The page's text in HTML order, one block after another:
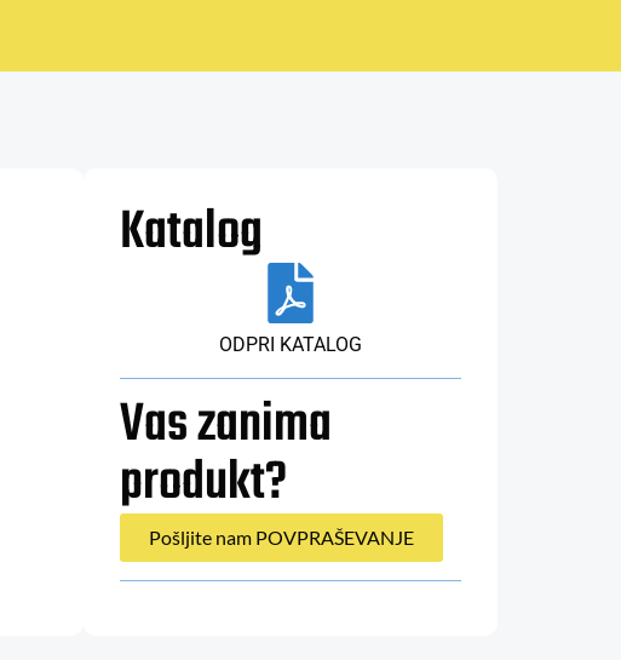
Katalog
ODPRI KATALOG
Vas zanima
produkt?
Pošljite nam POVPRAŠEVANJE